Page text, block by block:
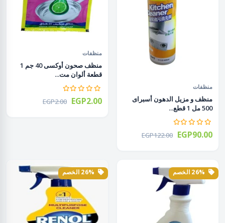
منظفات
منظف و مزيل الدهون أسبراى
500 مل 1 قطع...
EGP122.00 EGP90.00
منظفات
منظف صحون أوكسى 40 جم 1
قطعة ألوان مت...
EGP2.00 EGP2.00